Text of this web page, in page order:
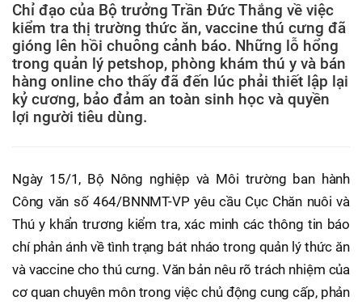
Chỉ đạo của Bộ trưởng Trần Đức Thắng về việc
kiểm tra thị trường thức ăn, vaccine thú cưng đã
gióng lên hồi chuông cảnh báo. Những lỗ hổng
trong quản lý petshop, phòng khám thú y và bán
hàng online cho thấy đã đến lúc phải thiết lập lại
kỷ cương, bảo đảm an toàn sinh học và quyền
lợi người tiêu dùng.
Ngày 15/1, Bộ Nông nghiệp và Môi trường ban hành
Công văn số 464/BNNMT-VP yêu cầu Cục Chăn nuôi và
Thú y khẩn trương kiểm tra, xác minh các thông tin báo
chí phản ánh về tình trạng bát nháo trong quản lý thức ăn
và vaccine cho thú cưng. Văn bản nêu rõ trách nhiệm của
cơ quan chuyên môn trong việc chủ động cung cấp, phản